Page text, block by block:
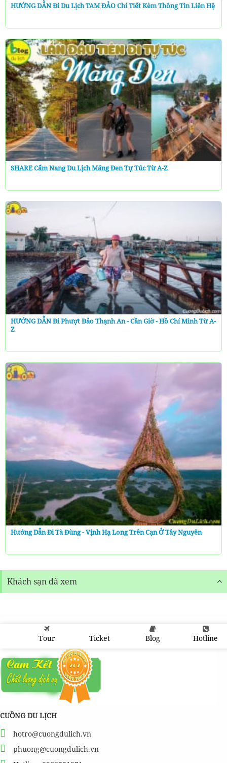
HƯỚNG DẪN Đi Du Lịch TAM ĐẢO Chi Tiết Kèm Thông Tin Liên Hệ
SHARE Cẩm Nang Du Lịch Măng Đen Tự Túc Từ A-Z
HƯỚNG DẪN Đi Phượt Đảo Thạnh An - Cần Giờ - Hồ Chí Minh Từ A-
Z
Hướng Dẫn Đi Tà Đùng - Vịnh Hạ Long Trên Cạn Ở Tây Nguyên
Khách sạn đã xem
Tour Ticket Blog Hotline
CUỒNG DU LỊCH
hotro@cuongdulich.vn
phuong@cuongdulich.vn